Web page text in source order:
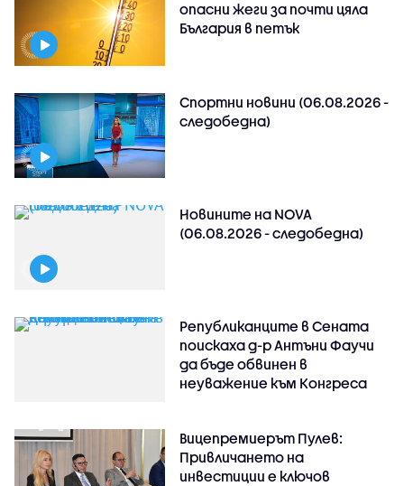
опасни жеги за почти цяла
България в петък
Спортни новини (06.08.2026 -
следобедна)
Новините на NOVA
(06.08.2026 - следобедна)
Републиканците в Сената
поискаха д-р Антъни Фаучи
да бъде обвинен в
неуважение към Конгреса
Вицепремиерът Пулев:
Привличането на
инвестиции е ключов